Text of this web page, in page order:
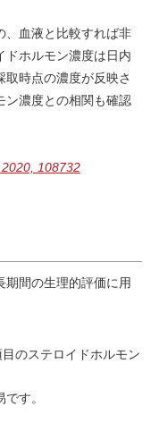
、血液と比較すれば非
ドホルモン濃度は日内
時点の濃度が反映さ
ン濃度との相関も確認
108732
期間の生理的評価に用
のステロイドホルモン
す。